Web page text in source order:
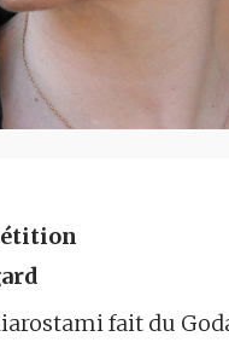
fait du